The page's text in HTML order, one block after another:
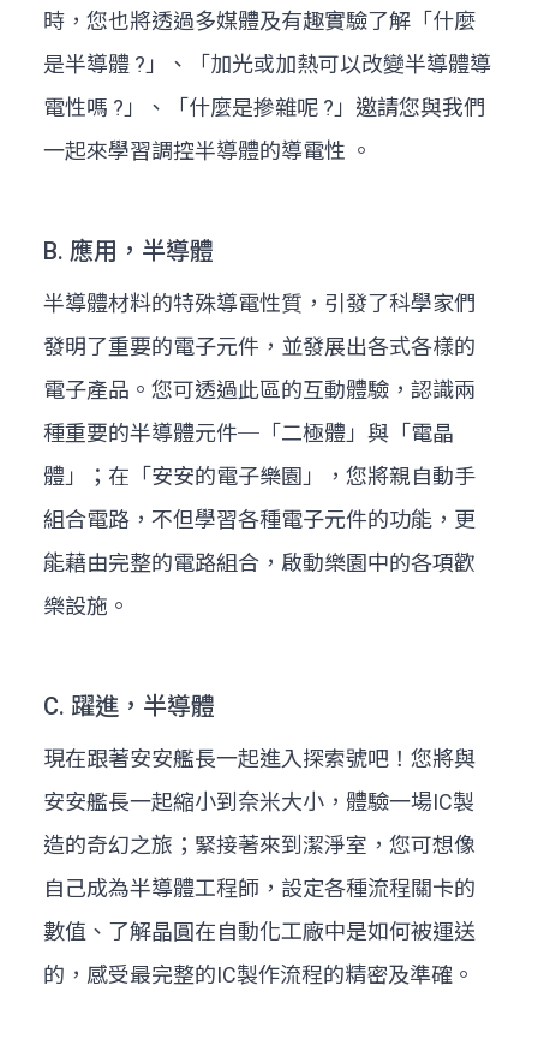
時，您也將透過多媒體及有趣實驗了解「什麼
是半導體 ?」、「加光或加熱可以改變半導體導
電性嗎 ?」、「什麼是摻雜呢 ?」邀請您與我們
一起來學習調控半導體的導電性 。
B. 應用，半導體
半導體材料的特殊導電性質，引發了科學家們
發明了重要的電子元件，並發展出各式各樣的
電子產品。您可透過此區的互動體驗，認識兩
種重要的半導體元件─「二極體」與「電晶
體」；在「安安的電子樂園」，您將親自動手
組合電路，不但學習各種電子元件的功能，更
能藉由完整的電路組合，啟動樂園中的各項歡
樂設施。
C. 躍進，半導體
現在跟著安安艦長一起進入探索號吧！您將與
安安艦長一起縮小到奈米大小，體驗一場IC製
造的奇幻之旅；緊接著來到潔淨室，您可想像
自己成為半導體工程師，設定各種流程關卡的
數值、了解晶圓在自動化工廠中是如何被運送
的，感受最完整的IC製作流程的精密及準確。